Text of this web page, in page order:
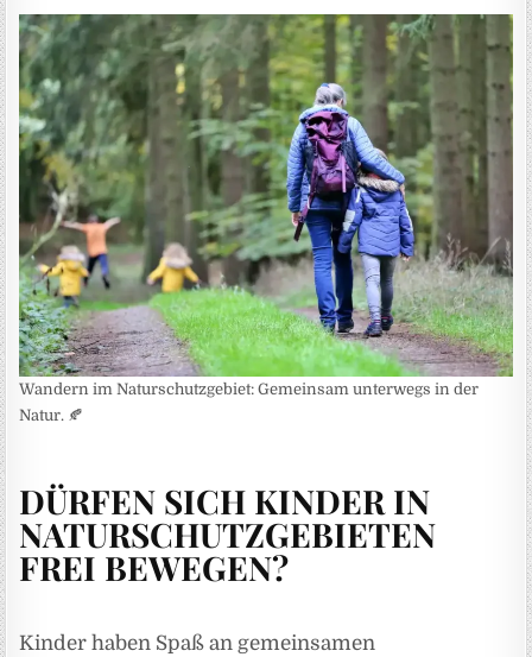
Wandern im Naturschutzgebiet: Gemeinsam unterwegs in der
Natur. 🍂
DÜRFEN SICH KINDER IN
NATURSCHUTZGEBIETEN
FREI BEWEGEN?
Kinder haben Spaß an gemeinsamen